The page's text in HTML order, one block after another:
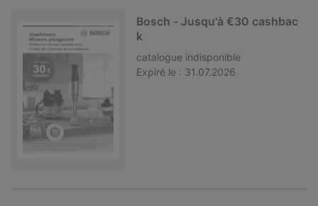
Bosch - Jusqu'à €30 cashbac
k
catalogue indisponible
Expiré le : 31.07.2026